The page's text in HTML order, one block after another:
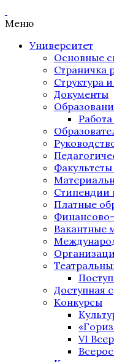
Меню
Университет
Основные
Страничка
Структура
Документы
Стипендии
Платные
Финансово-
Вакантные
Доступная
Конкурсы
VI